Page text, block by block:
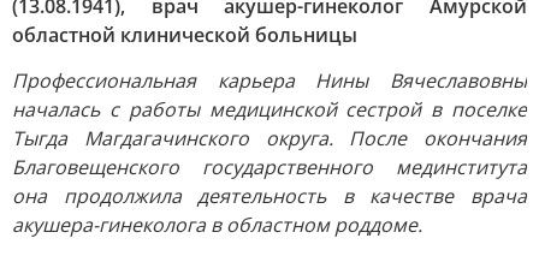
(13.08.1941), врач акушер-гинеколог Амурской
областной клинической больницы
Профессиональная карьера Нины Вячеславовны
началась с работы медицинской сестрой в поселке
Тыгда Магдагачинского округа. После окончания
Благовещенского государственного мединститута
она продолжила деятельность в качестве врача
акушера-гинеколога в областном роддоме.